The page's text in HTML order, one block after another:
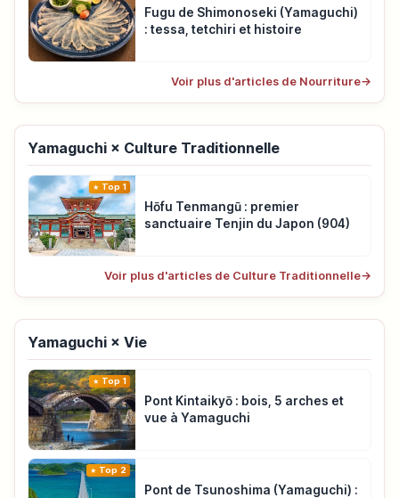
Fugu de Shimonoseki (Yamaguchi)
: tessa, tetchiri et histoire
Voir plus d'articles de Nourriture→
Yamaguchi × Culture Traditionnelle
Top 1
Hōfu Tenmangū : premier
sanctuaire Tenjin du Japon (904)
Voir plus d'articles de Culture Traditionnelle→
Yamaguchi × Vie
Top 1
Pont Kintaikyō : bois, 5 arches et
vue à Yamaguchi
Top 2
Pont de Tsunoshima (Yamaguchi) :